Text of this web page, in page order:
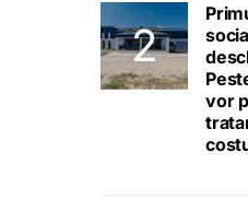
vor